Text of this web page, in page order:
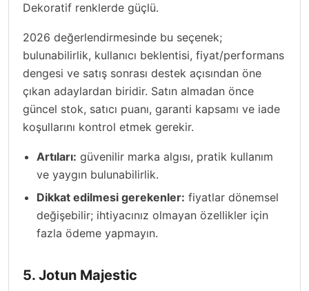
Dekoratif renklerde güçlü.
2026 değerlendirmesinde bu seçenek;
bulunabilirlik, kullanıcı beklentisi, fiyat/performans
dengesi ve satış sonrası destek açısından öne
çıkan adaylardan biridir. Satın almadan önce
güncel stok, satıcı puanı, garanti kapsamı ve iade
koşullarını kontrol etmek gerekir.
Artıları: güvenilir marka algısı, pratik kullanım
ve yaygın bulunabilirlik.
Dikkat edilmesi gerekenler: fiyatlar dönemsel
değişebilir; ihtiyacınız olmayan özellikler için
fazla ödeme yapmayın.
5. Jotun Majestic